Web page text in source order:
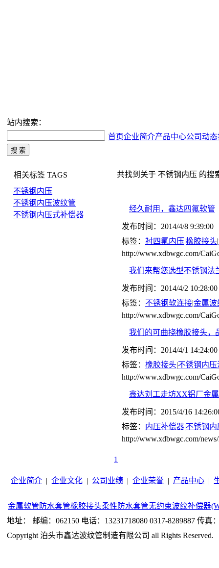
站内搜索：
首页企业简介产品中心公司动态
相关标签 TAGS
不锈钢内压
不锈钢内压波纹管
不锈钢内压式补偿器
共找到关于 不锈钢内压 的搜
经久耐用，鑫达四氟软管
发布时间：2014/4/8 9:39:00
标签： 衬四氟内压|橡胶接头|
http://www.xdbwgc.com/
我们来帮您选型不锈钢法
发布时间：2014/4/2 10:28:00
标签： 不锈钢软连接|金属波
http://www.xdbwgc.com/
我们的可曲挠橡胶接头，
发布时间：2014/4/1 14:24:00
标签： 橡胶接头|不锈钢内压
http://www.xdbwgc.com/
鑫达刘工走坊XX铝厂金
发布时间：2015/4/16
标签： 内压补偿器|不锈钢
http://www.xdbwgc.com/
1
企业简介 | 企业文化 | 公司业绩 | 企业荣誉 | 产品中心 |
金属软管 防水套管橡胶接头柔性防水套管无约束波纹补偿器
地址： 邮编：062150 电话：13231718080 0317-8289887 传真
Copyright 泊头市鑫达波纹管制造有限公司 all Rights Reserved.